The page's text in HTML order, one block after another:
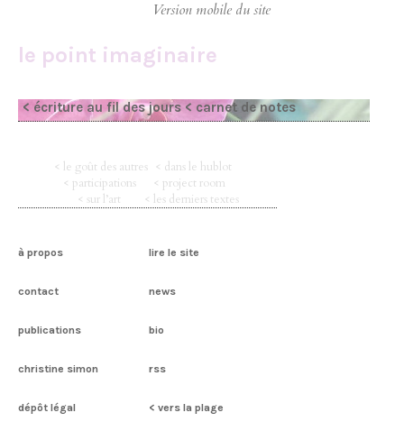
le point imaginaire
< écriture au fil des jours < carnet de notes
< le goût des autres < dans le hublot
< participations
< project room
< sur l’art
< les derniers textes
à propos lire le site
contact news
publications bio
christine simon rss
dépôt légal < vers la plage